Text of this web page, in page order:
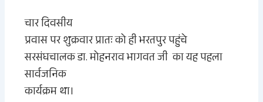
चार दिवसीय
प्रवास पर शुक्रवार प्रातः को ही भरतपुर पहुंचे
सरसंघचालकडा.मोहनरावभागवत जी का यह पहला
सार्वजनिक
कार्यक्रम था।